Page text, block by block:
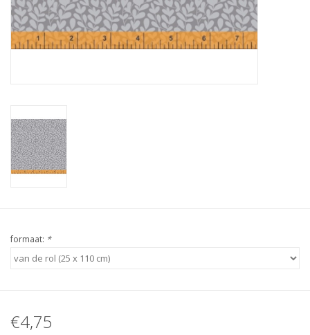
Beloningen
formaat: *
€4,75